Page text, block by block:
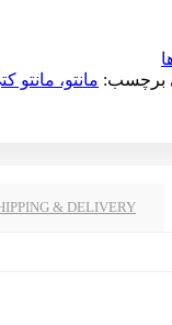
برچسب: مانتو، مانتو
& DELIVERY